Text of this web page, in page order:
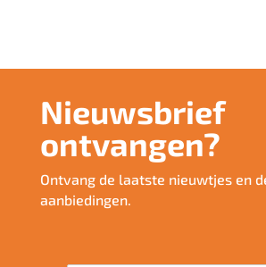
Nieuwsbrief
ontvangen?
Ontvang de laatste nieuwtjes en
aanbiedingen.